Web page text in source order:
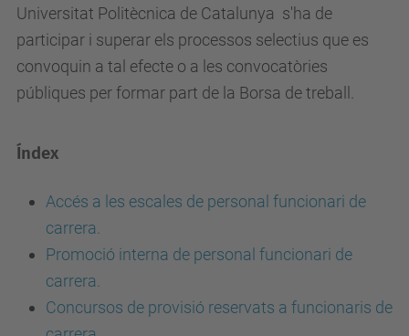
Universitat Politècnica de Catalunya s'ha de
participar i superar els processos selectius que es
convoquin a tal efecte o a les convocatòries
públiques per formar part de la Borsa de treball.
Índex
Accés a les escales de personal funcionari de
carrera.
Promoció interna de personal funcionari de
carrera.
Concursos de provisió reservats a funcionaris de